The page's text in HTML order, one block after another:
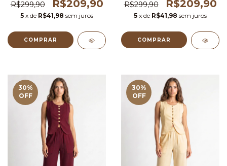
R$299,90 R$209,90
5 x de R$41,98 sem juros
COMPRAR
R$299,90 R$209,90
5 x de R$41,98 sem juros
COMPRAR
30%
OFF
30%
OFF